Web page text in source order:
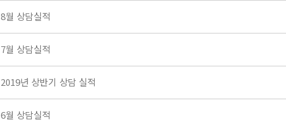
8월 상담실적
7월 상담실적
2019년 상반기 상담 실적
6월 상담실적